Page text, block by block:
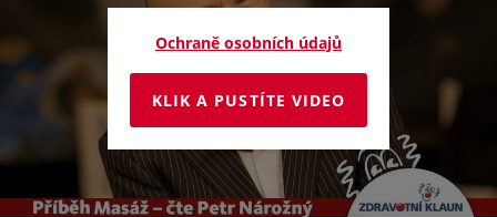
Ochraně osobních údajů
KLIK A PUSTÍTE VIDEO